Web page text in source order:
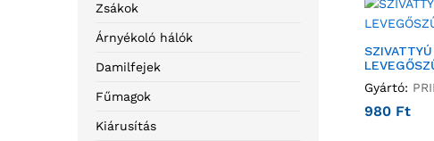
Gyártó:
980 Ft
Zsákok
Árnyékoló hálók
Damilfejek
Fűmagok
Kiárusítás